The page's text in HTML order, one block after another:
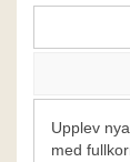
Upplev
med